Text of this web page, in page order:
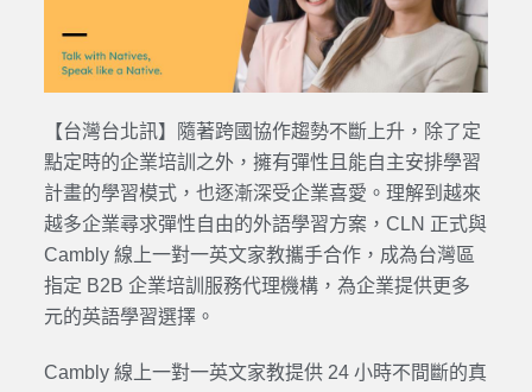
【台灣台北訊】隨著跨國協作趨勢不斷上升，除了定
點定時的企業培訓之外，擁有彈性且能自主安排學習
計畫的學習模式，也逐漸深受企業喜愛。理解到越來
越多企業尋求彈性自由的外語學習方案，CLN 正式與
Cambly 線上一對一英文家教攜手合作，成為台灣區
指定 B2B 企業培訓服務代理機構，為企業提供更多
元的英語學習選擇。
Cambly 線上一對一英文家教提供 24 小時不間斷的真